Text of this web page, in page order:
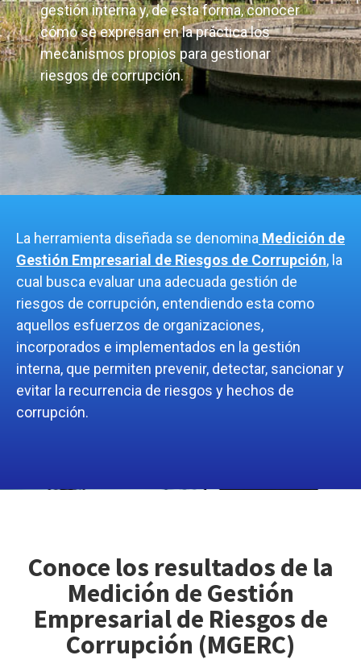
gestión interna y, de esta forma, conocer
cómo se expresan en la práctica los
mecanismos propios para gestionar
riesgos de corrupción.
La herramienta diseñada se denomina Medición de
Gestión Empresarial de Riesgos de Corrupción, la
cual busca evaluar una adecuada gestión de
riesgos de corrupción, entendiendo esta como
aquellos esfuerzos de organizaciones,
incorporados e implementados en la gestión
interna, que permiten prevenir, detectar, sancionar y
evitar la recurrencia de riesgos y hechos de
corrupción.
Conoce los resultados de la
Medición de Gestión
Empresarial de Riesgos de
Corrupción (MGERC)